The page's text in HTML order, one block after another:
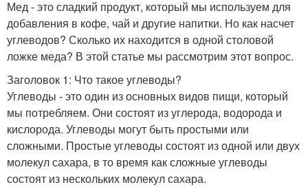
Мед - это сладкий продукт, который мы используем для
добавления в кофе, чай и другие напитки. Но как насчет
углеводов? Сколько их находится в одной столовой
ложке меда? В этой статье мы рассмотрим этот вопрос.
Заголовок 1: Что такое углеводы?
Углеводы - это один из основных видов пищи, который
мы потребляем. Они состоят из углерода, водорода и
кислорода. Углеводы могут быть простыми или
сложными. Простые углеводы состоят из одной или двух
молекул сахара, в то время как сложные углеводы
состоят из нескольких молекул сахара.